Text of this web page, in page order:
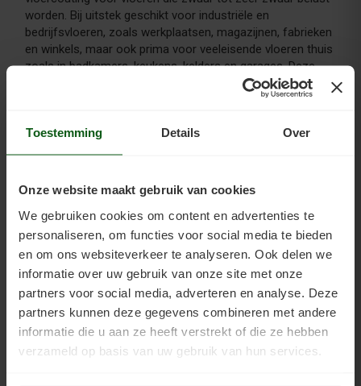
Toestemming Details Over
Onze website maakt gebruik van cookies
We gebruiken cookies om content en advertenties te
personaliseren, om functies voor social media te bieden
en om ons websiteverkeer te analyseren. Ook delen we
informatie over uw gebruik van onze site met onze
partners voor social media, adverteren en analyse. Deze
partners kunnen deze gegevens combineren met andere
informatie die u aan ze heeft verstrekt of die ze hebben
verzameld op basis van uw gebruik van hun services.
worden. Bij uitstek geschikt voor industriële en
bedrijfsvloeren, zoals werkplaatsen, magazijnen, fabrieken
en winkels, maar ook prima voor veeleisende vloeren thuis
zoals in badkamers, keukens, kelders en garages. Deze
epoxy coating is zeer goed bestand tegen autobanden,
zuren en vetten. Kan op vele soorten vloeren aangebracht
oplosmiddelvrije 2-componenten vloercoating op basis
van epoxy. Leverbaar in zijdeglans. Altijd aanbrengen in 2
De klant koos voor deze vloer de kleur RAL 9018. Deze
wordt ook wel papyruswit genoemd. Topcoat 2K Pro is,
zoals al onze dekkende verf, leverbaar in
NCS-kleuren.